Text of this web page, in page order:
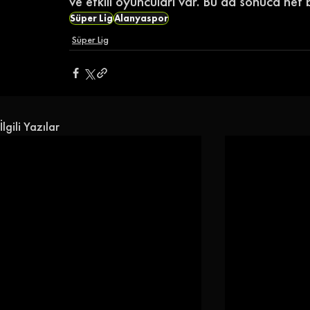
Süper LigAlanyaspor
Süper Lig
İlgili Yazılar